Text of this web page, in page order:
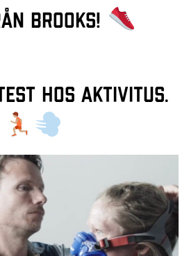
Brooks!
hos Aktivitus.